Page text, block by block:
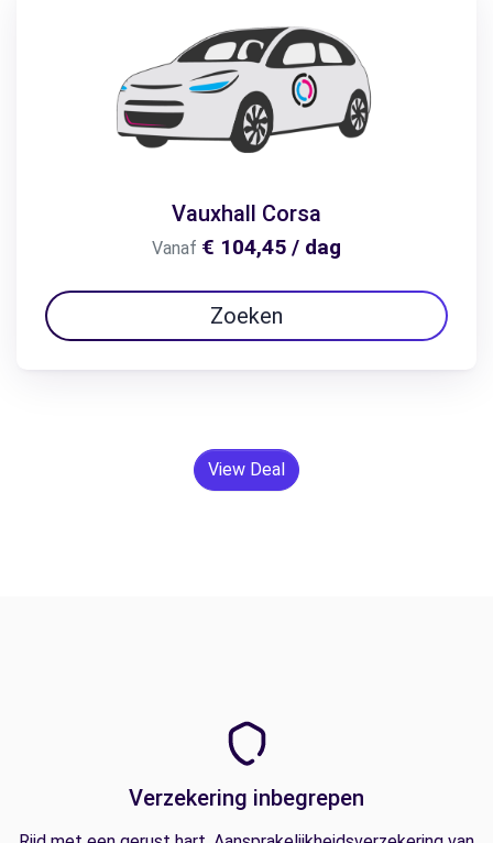
Vauxhall Corsa
Vanaf € 104,45 / dag
Zoeken
View Deal
Verzekering inbegrepen